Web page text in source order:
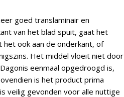
goed translaminair en
van het blad spuit, gaat het
ook aan de onderkant, of
Het middel vloeit niet door
eenmaal opgedroogd is,
is het product prima
veilig gevonden voor alle nuttige